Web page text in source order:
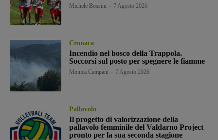
Michele Bossini 7 Agosto 2026
Cronaca
Incendio nel bosco della Trappola.
Soccorsi sul posto per spegnere le fiamme
Monica Campani 7 Agosto 2026
Pallavolo
Il progetto di valorizzazione della
pallavolo femminile del Valdarno Project
pronto per la sua seconda stagione